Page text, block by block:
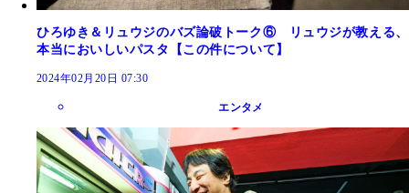
ひろゆき＆リュウジのバズ論破トーク⑥ リュウジが教える、
本当においしいパスタ【この件について】
2024年02月20日 07:30
エンタメ